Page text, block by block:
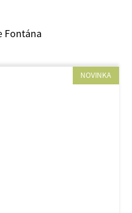
NOVINKA